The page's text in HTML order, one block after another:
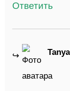
Ответить